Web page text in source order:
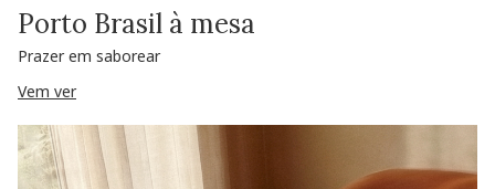
Porto Brasil à mesa
Prazer em saborear
Vem ver